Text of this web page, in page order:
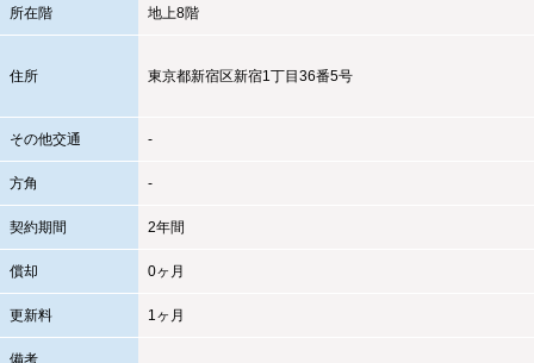
所在階 地上8階
住所 東京都新宿区新宿1丁目36番5号
その他交通 -
方角 -
契約期間 2年間
償却 0ヶ月
更新料 1ヶ月
備考